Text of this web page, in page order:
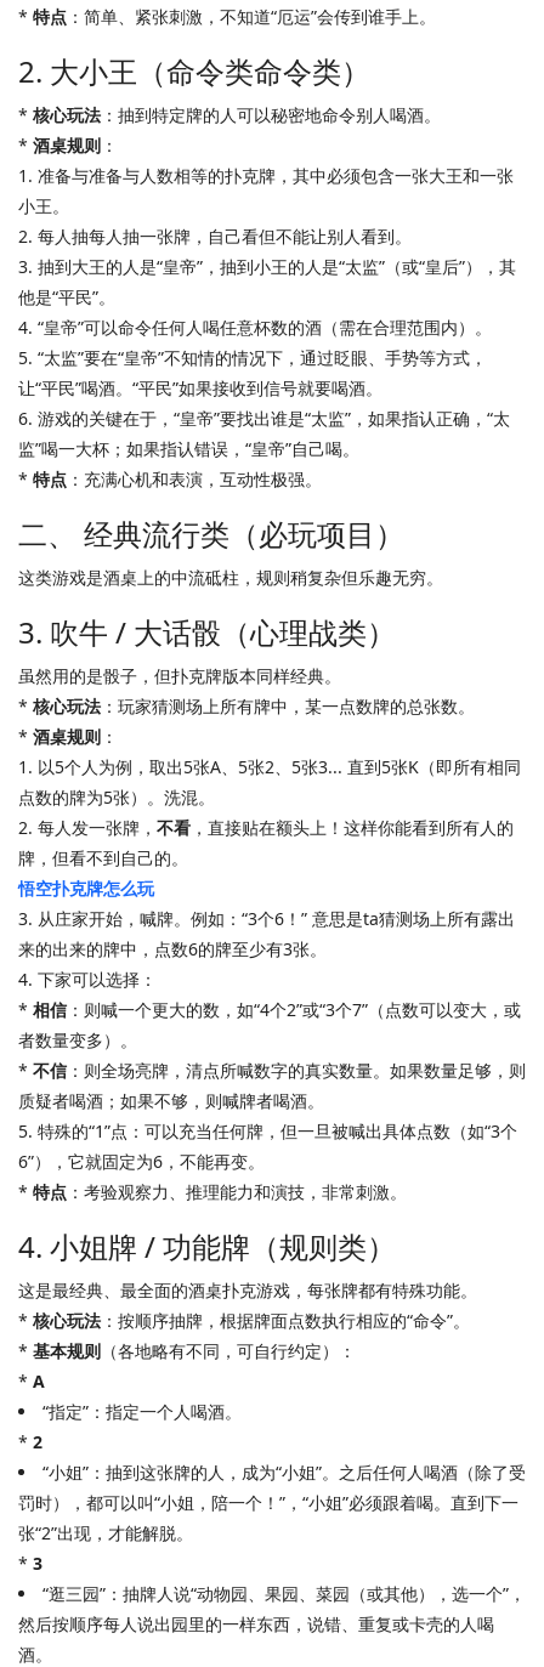
* 特点 ：简单、紧张刺激，不知道“厄运”会传到谁手上。
2. 大小王（命令类命令类）
* 核心玩法 ：抽到特定牌的人可以秘密地命令别人喝酒。
* 酒桌规则 ：
1. 准备与准备与人数相等的扑克牌，其中必须包含一张大王和一张
小王。
2. 每人抽每人抽一张牌，自己看但不能让别人看到。
3. 抽到大王的人是“皇帝”，抽到小王的人是“太监”（或“皇后”），其
他是“平民”。
4. “皇帝”可以命令任何人喝任意杯数的酒（需在合理范围内）。
5. “太监”要在“皇帝”不知情的情况下，通过眨眼、手势等方式，
让“平民”喝酒。“平民”如果接收到信号就要喝酒。
6. 游戏的关键在于，“皇帝”要找出谁是“太监”，如果指认正确，“太
监”喝一大杯；如果指认错误，“皇帝”自己喝。
* 特点 ：充满心机和表演，互动性极强。
二、 经典流行类（必玩项目）
这类游戏是酒桌上的中流砥柱，规则稍复杂但乐趣无穷。
3. 吹牛 / 大话骰（心理战类）
虽然用的是骰子，但扑克牌版本同样经典。
* 核心玩法 ：玩家猜测场上所有牌中，某一点数牌的总张数。
* 酒桌规则 ：
1. 以5个人为例，取出5张A、5张2、5张3... 直到5张K（即所有相同
点数的牌为5张）。洗混。
2. 每人发一张牌， 不看 ，直接贴在额头上！这样你能看到所有人的
牌，但看不到自己的。
悟空扑克牌怎么玩
3. 从庄家开始，喊牌。例如：“3个6！” 意思是ta猜测场上所有露出
来的出来的牌中，点数6的牌至少有3张。
4. 下家可以选择：
* 相信 ：则喊一个更大的数，如“4个2”或“3个7”（点数可以变大，或
者数量变多）。
* 不信 ：则全场亮牌，清点所喊数字的真实数量。如果数量足够，则
质疑者喝酒；如果不够，则喊牌者喝酒。
5. 特殊的“1”点：可以充当任何牌，但一旦被喊出具体点数（如“3个
6”），它就固定为6，不能再变。
* 特点 ：考验观察力、推理能力和演技，非常刺激。
4. 小姐牌 / 功能牌（规则类）
这是最经典、最全面的酒桌扑克游戏，每张牌都有特殊功能。
* 核心玩法 ：按顺序抽牌，根据牌面点数执行相应的“命令”。
* 基本规则 （各地略有不同，可自行约定）：
* A
“指定”：指定一个人喝酒。
* 2
“小姐”：抽到这张牌的人，成为“小姐”。之后任何人喝酒（除了受
罚时），都可以叫“小姐，陪一个！”，“小姐”必须跟着喝。直到下一
张“2”出现，才能解脱。
* 3
“逛三园”：抽牌人说“动物园、果园、菜园（或其他），选一个”，
然后按顺序每人说出园里的一样东西，说错、重复或卡壳的人喝
酒。